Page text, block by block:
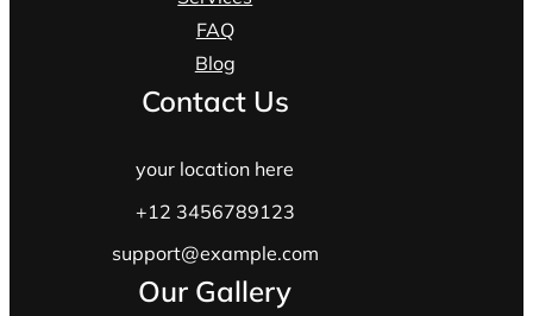
FAQ
Blog
Contact Us
your location here
+12 3456789123
support@example.com
Our Gallery